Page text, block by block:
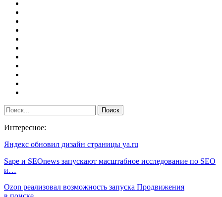
Интересное:
Яндекс обновил дизайн страницы ya.ru
Sape и SEOnews запускают масштабное исследование по SEO
и…
Ozon реализовал возможность запуска Продвижения